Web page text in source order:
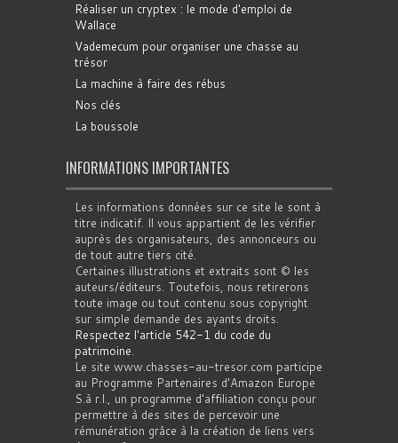
Réaliser un cryptex : le mode d'emploi de
Wallace
Vademecum pour organiser une chasse au
trésor
La machine à faire des rébus
Nos clés
La boussole
INFORMATIONS IMPORTANTES
Les informations données sur ce site le sont à
titre indicatif. Il vous appartient de les vérifier
auprès des organisateurs, des annonceurs ou
de tout autre tiers cité.
Certaines illustrations et extraits sont © les
auteurs/éditeurs. Toutefois, nous retirerons
toute image ou tout contenu sous copyright
sur simple demande des ayants droits.
Respectez l'article 542-1 du code du
patrimoine.
Le site www.chasses-au-tresor.com participe
au Programme Partenaires d’Amazon Europe
S.à r.l., un programme d’affiliation conçu pour
permettre à des sites de percevoir une
rémunération grâce à la création de liens vers